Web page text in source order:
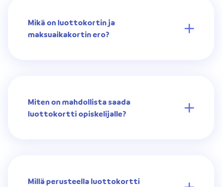
Mikä on luottokortin ja
maksuaikakortin ero?
Miten on mahdollista saada
luottokortti opiskelijalle?
Millä perusteella luottokortti